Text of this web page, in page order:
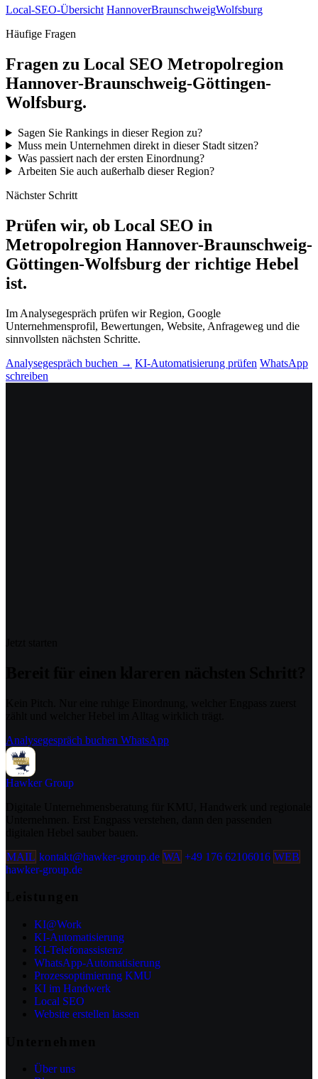
Local-SEO-Übersicht HannoverBraunschweigWolfsburg
Häufige Fragen
Fragen zu Local SEO Metropolregion
Hannover-Braunschweig-Göttingen-
Wolfsburg.
Sagen Sie Rankings in dieser Region zu?
Muss mein Unternehmen direkt in dieser Stadt sitzen?
Was passiert nach der ersten Einordnung?
Arbeiten Sie auch außerhalb dieser Region?
Nächster Schritt
Prüfen wir, ob Local SEO in
Metropolregion Hannover-Braunschweig-
Göttingen-Wolfsburg der richtige Hebel
ist.
Im Analysegespräch prüfen wir Region, Google
Unternehmensprofil, Bewertungen, Website, Anfrageweg und die
sinnvollsten nächsten Schritte.
Analysegespräch buchen → KI-Automatisierung prüfen WhatsApp
schreiben
Analysegespräch buchen WhatsApp
HawkerGroup
MAIL kontakt@hawker-group.de WA +49 176 62106016 WEB
hawker-group.de
KI@Work
KI-Automatisierung
KI-Telefonassistenz
WhatsApp-Automatisierung
Prozessoptimierung KMU
KI im Handwerk
Local SEO
Website erstellen lassen
Über uns